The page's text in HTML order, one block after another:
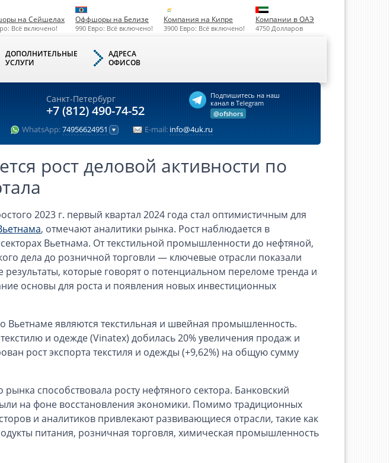
на Сейшелах
Всё включено!
Оффшоры на Белизе
990 Евро: Всё включено!
Компания на Кипре
3900 Евро: Всё включено!
Компании в ОАЭ
4750 Долларов
ДОПОЛНИТЕЛЬНЫЕ
УСЛУГИ
АДРЕСА
ОФИСОВ
Санкт-Петербург
+7 (812) 490-74-52
Подпишитесь на наш
канал в Telegram
@ofshors
WhatsApp:74956624951 E-mail: info@4uk.ru
рост деловой активности по
2023 г. первый квартал 2024 года стал оптимистичным для
, отмечают аналитики рынка. Рост наблюдается в
Вьетнама. От текстильной промышленности до нефтяной,
дела до розничной торговли — ключевые отрасли показали
результаты, которые говорят о потенциальном переломе тренда и
основы для роста и появления новых инвестиционных
Вьетнаме являются текстильная и швейная промышленность.
и одежде (Vinatex) добилась 20% увеличения продаж и
рост экспорта текстиля и одежды (+9,62%) на общую сумму
способствовала росту нефтяного сектора. Банковский
на фоне восстановления экономики. Помимо традиционных
и аналитиков привлекают развивающиеся отрасли, такие как
питания, розничная торговля, химическая промышленность